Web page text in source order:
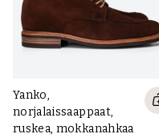
Yanko,
norjalaissaappaat,
ruskea, mokkanahkaa